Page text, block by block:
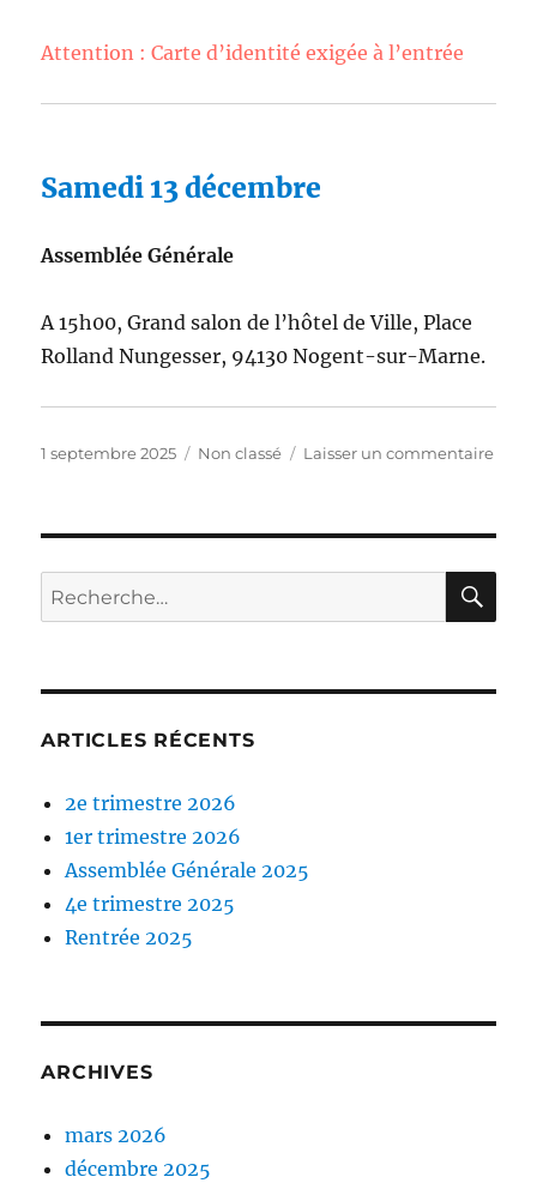
Attention : Carte d’identité exigée à l’entrée
Samedi 13 décembre
Assemblée Générale
A 15h00, Grand salon de l’hôtel de Ville, Place
Rolland Nungesser, 94130 Nogent-sur-Marne.
Publié
1 septembre 2025 Catégories
Non classé Laisser un commentairesur
Recherche
pour :
ARTICLES RÉCENTS
2e trimestre 2026
1er trimestre 2026
Assemblée Générale 2025
4e trimestre 2025
Rentrée 2025
ARCHIVES
mars 2026
décembre 2025